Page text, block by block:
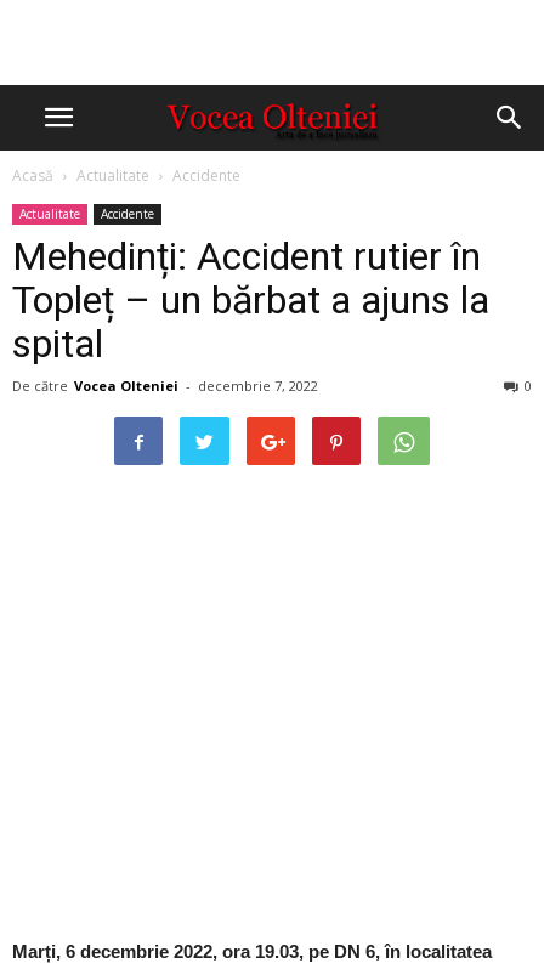
Acasă Actualitate Accidente
Actualitate Accidente
Mehedinți: Accident rutier în
Topleț – un bărbat a ajuns la
spital
De către Vocea Olteniei - decembrie 7, 2022 0
Marți, 6 decembrie 2022, ora 19.03, pe DN 6, în localitatea